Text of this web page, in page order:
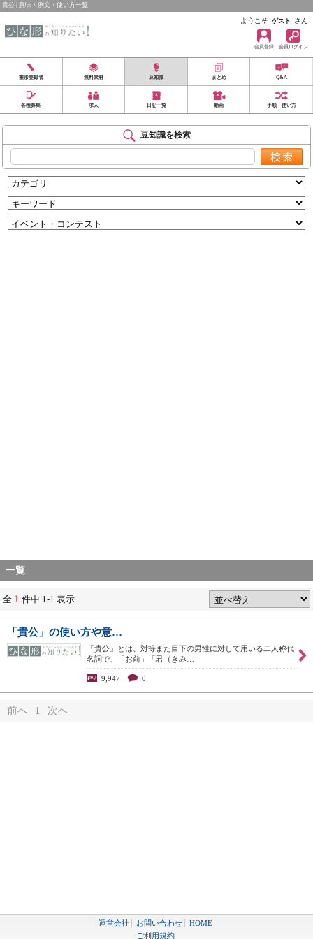
貴公 | 意味・例文・使い方一覧
ようこそ ゲスト さん
会員登録 会員ログイン
雛形登録者 無料素材 豆知識 まとめ Q&A
各種募集 求人 日記一覧 動画 手順・使い方
豆知識を検索
一覧
全 1 件中 1-1 表示
「貴公」の使い方や意…
「貴公」とは、対等また目下の男性に対して用いる二人称代
名詞で、「お前」「君（きみ…
9,947 0
前へ 1 次へ
運営会社 お問い合わせ
HOME
ご利用規約